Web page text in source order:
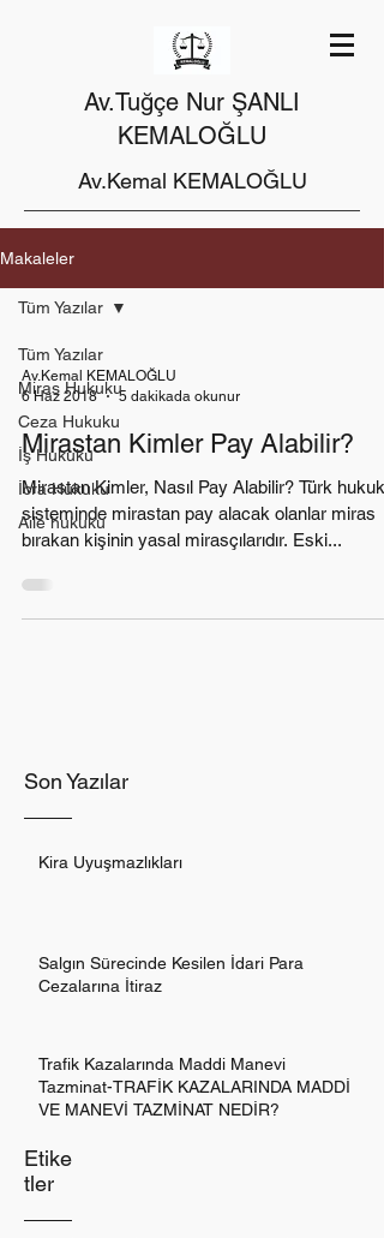
Av.Tuğçe Nur ŞANLI
KEMALOĞLU
Av.Kemal KEMALOĞLU
Makaleler
Tüm Yazılar
Miras Hukuku
Ceza Hukuku
İş Hukuku
İcra Hukuku
Aile hukuku
Tüm Yazılar
Av.Kemal KEMALOĞLU
6 Haz 2018
5 dakikada okunur
Mirastan Kimler Pay Alabilir?
Mirastan Kimler, Nasıl Pay Alabilir? Türk hukuk
sisteminde mirastan pay alacak olanlar miras
bırakan kişinin yasal mirasçılarıdır. Eski...
Son Yazılar
Kira Uyuşmazlıkları
Salgın Sürecinde Kesilen İdari Para
Cezalarına İtiraz
Trafik Kazalarında Maddi Manevi
Tazminat-TRAFİK KAZALARINDA MADDİ
VE MANEVİ TAZMİNAT NEDİR?
Etike
tler